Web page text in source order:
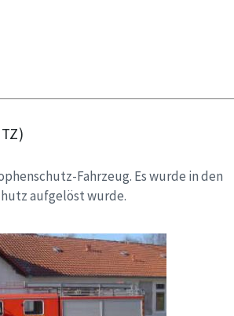
Fahrzeug. Es wurde in den
aufgelöst wurde.